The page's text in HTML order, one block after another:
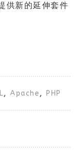
供新的延伸套件
, Apache, PHP